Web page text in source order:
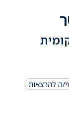
ה להרצאות